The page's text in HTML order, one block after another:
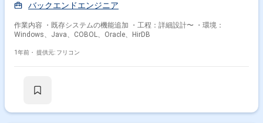
バックエンドエンジニア
作業内容 ・既存システムの機能追加 ・工程：詳細設計〜 ・環境：
Windows、Java、COBOL、Oracle、HirDB
1年前・ 提供元: フリコン